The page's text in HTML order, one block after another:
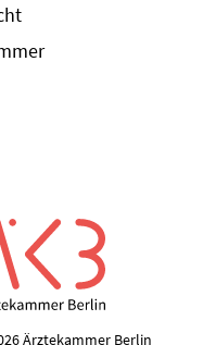
Ärztekammer Berlin